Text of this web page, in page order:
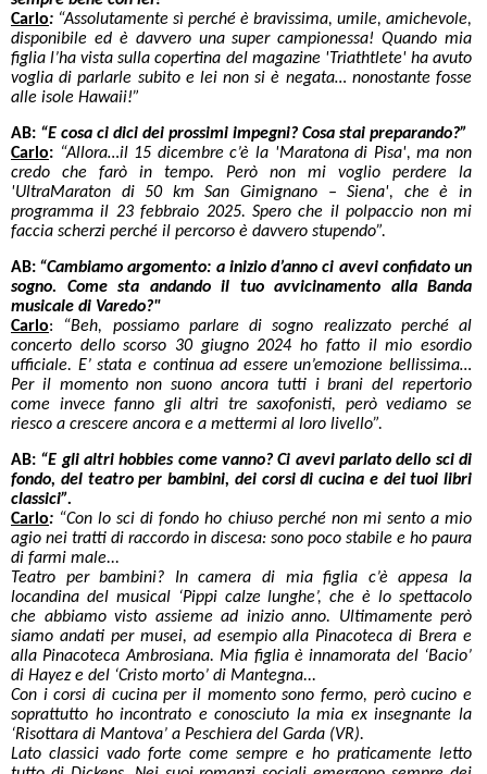
Carlo: “Assolutamente sì perché è bravissima, umile, amichevole,
disponibile ed è davvero una super campionessa! Quando mia
figlia l’ha vista sulla copertina del magazine 'Triathtlete' ha avuto
voglia di parlarle subito e lei non si è negata… nonostante fosse
alle isole Hawaii!”
AB: “E cosa ci dici dei prossimi impegni? Cosa stai preparando?”
Carlo: “Allora…il 15 dicembre c’è la 'Maratona di Pisa', ma non
credo che farò in tempo. Però non mi voglio perdere la
'UltraMaraton di 50 km San Gimignano – Siena', che è in
programma il 23 febbraio 2025. Spero che il polpaccio non mi
faccia scherzi perché il percorso è davvero stupendo”.
AB: “Cambiamo argomento: a inizio d’anno ci avevi confidato un
sogno. Come sta andando il tuo avvicinamento alla Banda
musicale di Varedo?"
Carlo:
“Beh, possiamo parlare di sogno realizzato perché al
concerto dello scorso 30 giugno 2024 ho fatto il mio esordio
ufficiale. E’ stata e continua ad essere un’emozione bellissima…
Per il momento non suono ancora tutti i brani del repertorio
come invece fanno gli altri tre saxofonisti, però vediamo se
riesco a crescere ancora e a mettermi al loro livello”.
AB: “E gli altri hobbies come vanno? Ci avevi parlato dello sci di
fondo, del teatro per bambini, dei corsi di cucina e dei tuoi libri
classici”.
Carlo: “Con lo sci di fondo ho chiuso perché non mi sento a mio
agio nei tratti di raccordo in discesa: sono poco stabile e ho paura
di farmi male...
Teatro per bambini? In camera di mia figlia c’è appesa la
locandina del musical ‘Pippi calze lunghe’, che è lo spettacolo
che abbiamo visto assieme ad inizio anno. Ultimamente però
siamo andati per musei, ad esempio alla Pinacoteca di Brera e
alla Pinacoteca Ambrosiana. Mia figlia è innamorata del ‘Bacio’
di Hayez e del ‘Cristo morto’ di Mantegna...
Con i corsi di cucina per il momento sono fermo, però cucino e
soprattutto ho incontrato e conosciuto la mia ex insegnante la
‘Risottara di Mantova’ a Peschiera del Garda (VR).
Lato classici vado forte come sempre e ho praticamente letto